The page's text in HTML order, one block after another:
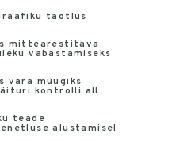
taotlus
mittearestitava
vabastamiseks
vara müügiks
kontrolli all
teade
alustamisel